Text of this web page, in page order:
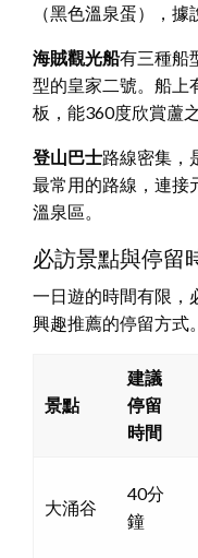
（黑色溫泉蛋），據
海賊觀光船有三種船
型的皇家二號。船上
板，能360度欣賞蘆
登山巴士路線密集，
最常用的路線，連接
溫泉區。
必訪景點與停留
一日遊的時間有限，
興趣推薦的停留方式。
景點
建議
停留
時間
大涌谷
40分
鐘